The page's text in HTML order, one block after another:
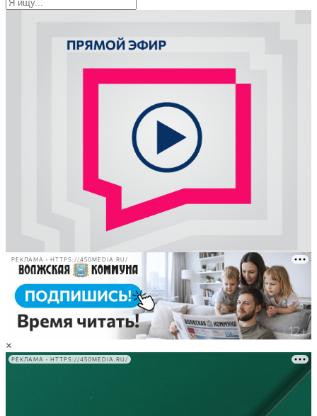
РЕКЛАМА • HTTPS://450MEDIA.RU/
×
РЕКЛАМА • HTTPS://450MEDIA.RU/